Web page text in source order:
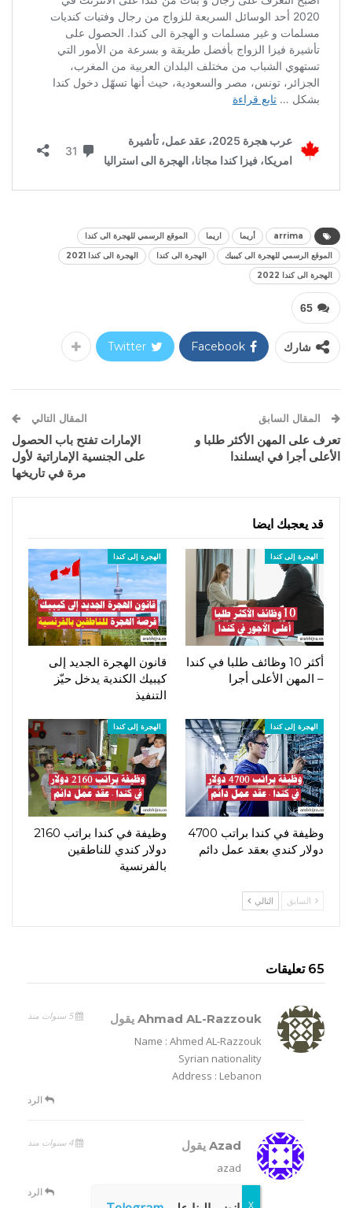
arrima أريما اريما
الموقع الرسمي للهجرة الى كندا
الموقع الرسمي للهجرة الى كيبيك
الهجرة الى كندا
الهجرة الى كندا 2021
الهجرة الى كندا 2022
65
شارك Facebook
Twitter
المقال السابق
تعرف على المهن الأكثر طلبا و
الأعلى أجرا في ايسلندا
المقال التالي
الإمارات تفتح باب الحصول
على الجنسية الإماراتية لأول
مرة في تاريخها
قد يعجبك ايضا
الهجرة إلى كندا
أكثر 10 وظائف طلبا في كندا
– المهن الأعلى أجرا
الهجرة إلى كندا
قانون الهجرة الجديد إلى
كيبيك الكندية يدخل حيّز
التنفيذ
الهجرة إلى كندا
وظيفة في كندا براتب 4700
دولار كندي بعقد عمل دائم
الهجرة إلى كندا
وظيفة في كندا براتب 2160
دولار كندي للناطقين
بالفرنسية
السابق التالي
65 تعليقات
Ahmad AL-Razzouk يقول 5 سنوات منذ
Name : Ahmed AL-Razzouk
Syrian nationality
Address : Lebanon
الرد
Azad يقول 4 سنوات منذ
azad
الرد